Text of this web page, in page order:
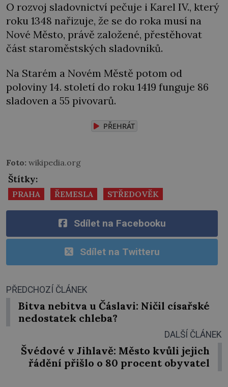
O rozvoj sladovnictví pečuje i Karel IV., který
roku 1348 nařizuje, že se do roka musí na
Nové Město, právě založené, přestěhovat
část staroměstských sladovníků.
Na Starém a Novém Městě potom od
poloviny 14. století do roku 1419 funguje 86
sladoven a 55 pivovarů.
PŘEHRÁT
Foto: wikipedia.org
Štítky:
PRAHA ŘEMESLA STŘEDOVĚK
Sdílet na Facebooku
Sdílet na Twitteru
PŘEDCHOZÍ ČLÁNEK
Bitva nebitva u Čáslavi: Ničil císařské
nedostatek chleba?
DALŠÍ ČLÁNEK
Švédové v Jihlavě: Město kvůli jejich
řádění přišlo o 80 procent obyvatel